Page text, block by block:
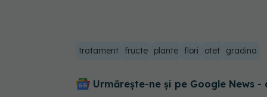
tratament fructe plante flori otet gradina
Urmărește-ne și pe Google News -